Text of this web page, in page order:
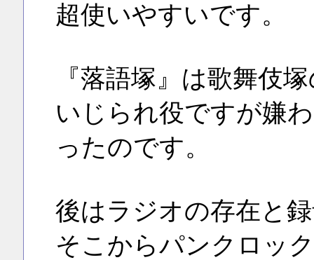
超使いやすいです。
『落語塚』は歌舞伎
いじられ役ですが嫌
ったのです。
後はラジオの存在と
そこからパンクロッ